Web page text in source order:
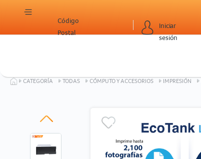
Iniciar
sesión
Código
Postal
CATEGORÍA TODAS CÓMPUTO Y ACCESORIOS IMPRESIÓN